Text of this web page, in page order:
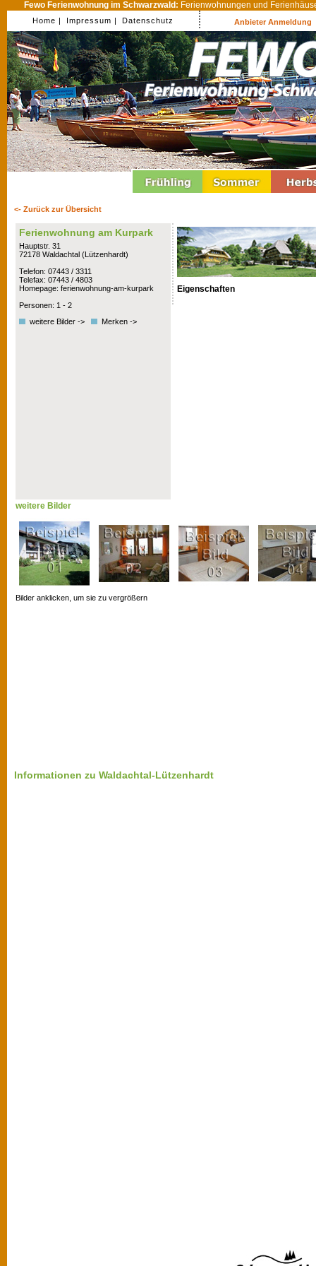
Fewo Ferienwohnung im Schwarzwald: Ferienwohnungen und
Home | Impressum | Datenschutz Anbieter Anmeldung
<- Zurück zur Übersicht
Ferienwohnung am Kurpark
Hauptstr. 31
72178 Waldachtal (Lützenhardt)
Telefon: 07443 / 3311
Telefax: 07443 / 4803
Homepage: ferienwohnung-am-kurpark
Personen: 1 - 2
weitere Bilder ->
Merken ->
Eigenschaften
weitere Bilder
Bilder anklicken, um sie zu vergrößern
Informationen zu Waldachtal-Lützenhardt